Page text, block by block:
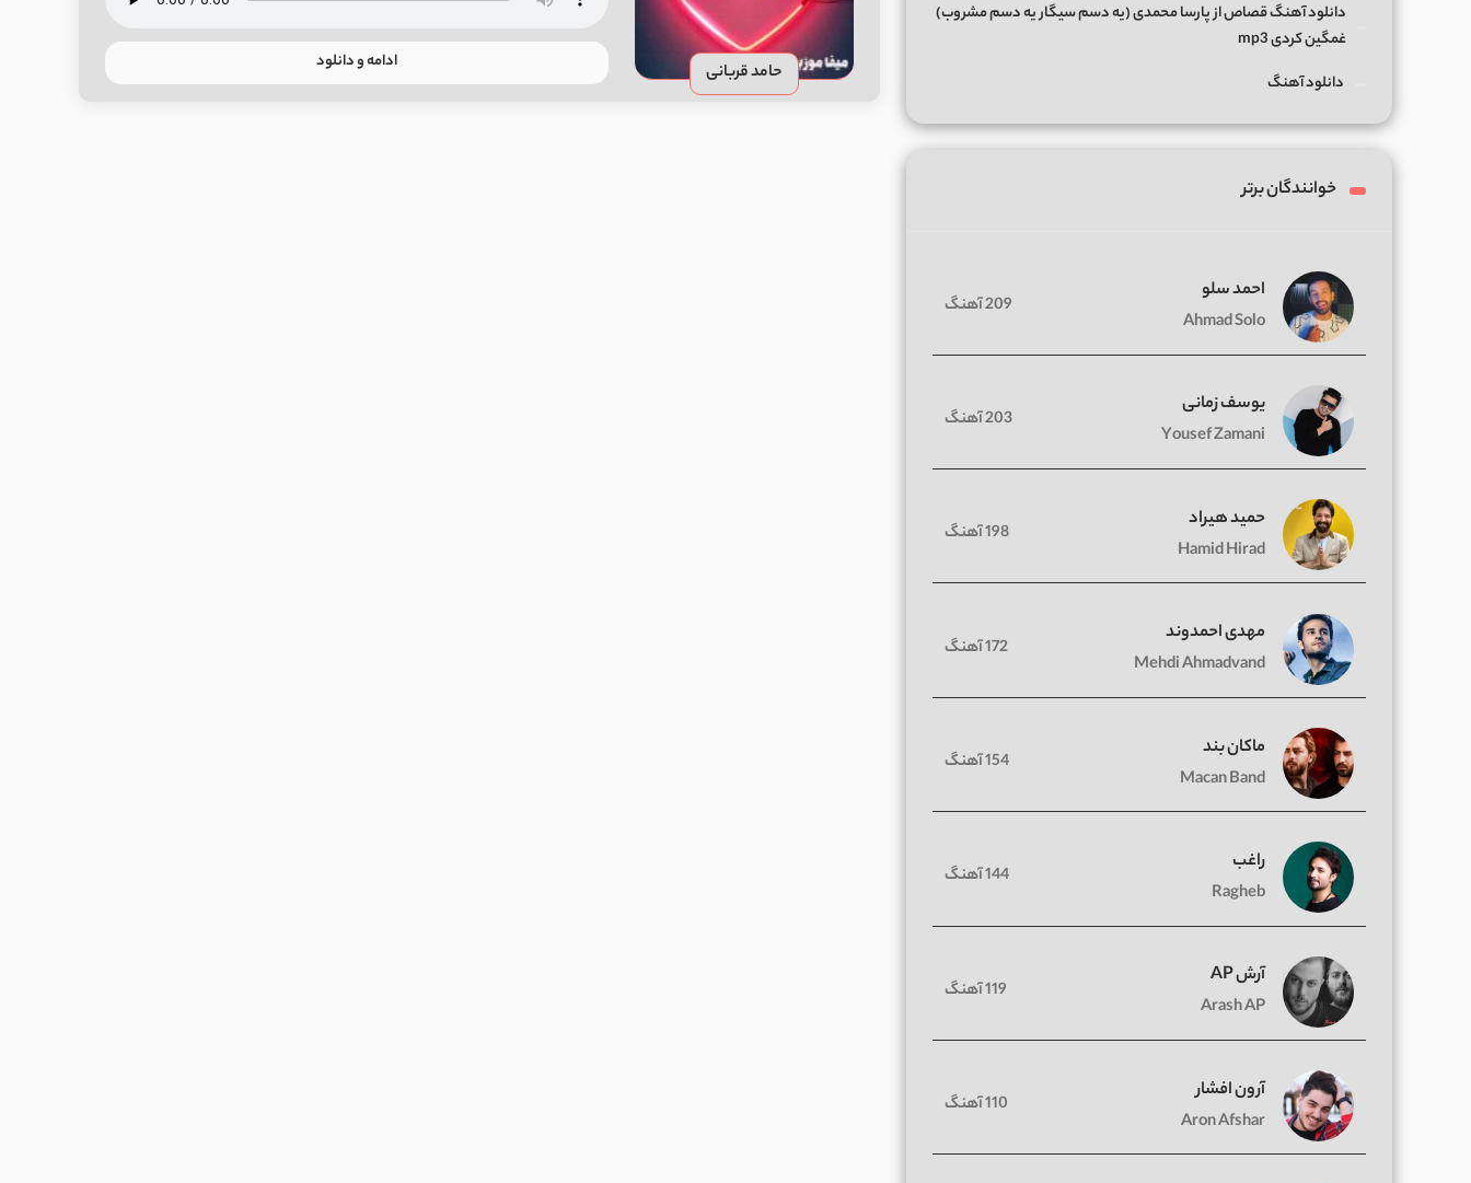
حامد قربانی ادامه و دانلود
دانلود آهنگ قصاص از پارسا محمدی (یه دسم سیگار یه دسم مشروب)
غمگین کردی mp3
دانلود آهنگ
خوانندگان برتر
احمد سلو
Ahmad Solo
209 آهنگ
یوسف زمانی
Yousef Zamani
203 آهنگ
حمید هیراد
Hamid Hirad
198 آهنگ
مهدی احمدوند
Mehdi Ahmadvand
172 آهنگ
ماکان بند
Macan Band
154 آهنگ
راغب
Ragheb
144 آهنگ
آرش AP
Arash AP
119 آهنگ
آرون افشار
Aron Afshar
110 آهنگ